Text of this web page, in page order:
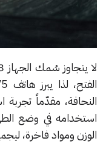
مقدّماً تجربة
في وضع الطي.
ومواد فاخرة، ليجمع